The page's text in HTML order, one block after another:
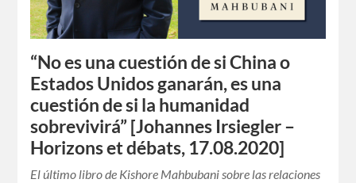
“No es una cuestión de si China o
Estados Unidos ganarán, es una
cuestión de si la humanidad
sobrevivirá” [Johannes Irsiegler –
Horizons et débats, 17.08.2020]
El último libro de Kishore Mahbubani sobre las relaciones